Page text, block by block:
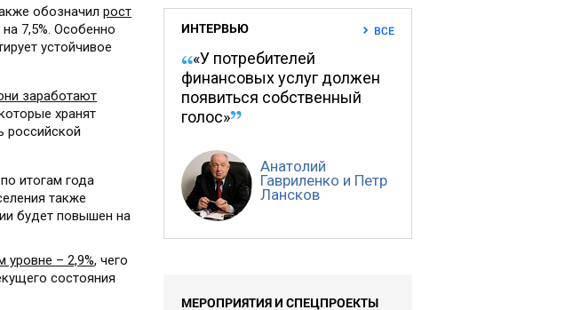
обозначил рост
7,5%. Особенно
устойчивое
заработают
хранят
российской
итогам года
также
будет повышен на
уровне – 2,9%, чего
состояния
ИНТЕРВЬЮ ВСЕ
«У потребителей
финансовых услуг должен
появиться собственный
голос»
Анатолий
Гавриленко и Петр
Лансков
МЕРОПРИЯТИЯ И СПЕЦПРОЕКТЫ